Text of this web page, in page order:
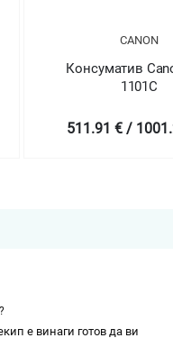
лв. 511.91
е винаги готов да ви